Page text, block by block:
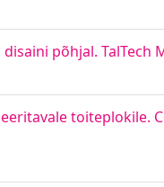
põhjal.
toiteplokile.